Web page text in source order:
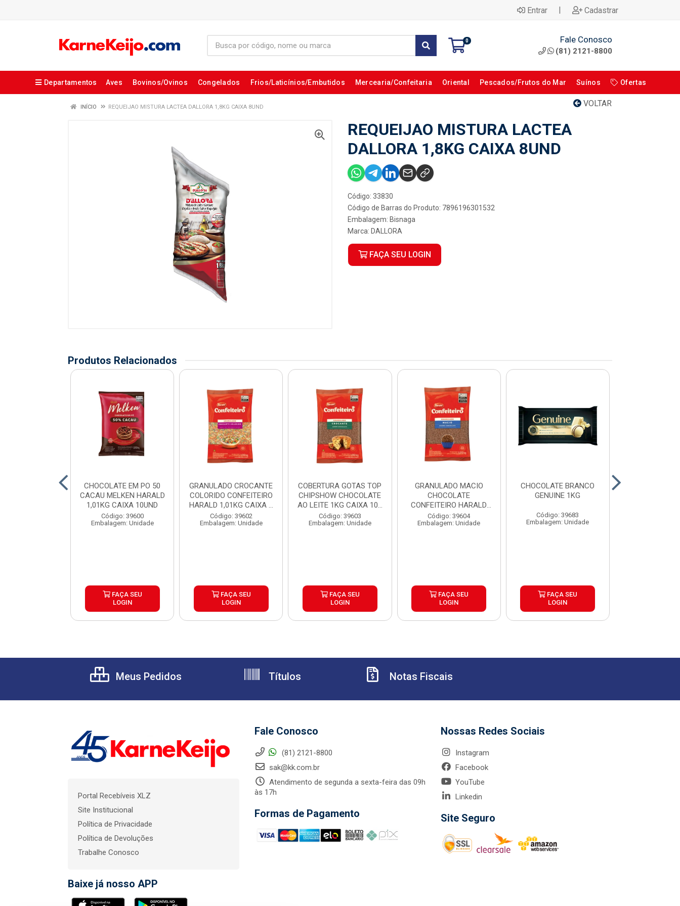
Entrar | Cadastrar
0 Fale Conosco
(81) 2121-8800
Departamentos Aves Bovinos/Ovinos Congelados Frios/Laticínios/Embutidos Mercearia/Confeitaria Oriental Pescados/Frutos do Mar Suínos Ofertas
VOLTAR
INÍCIO REQUEIJAO MISTURA LACTEA DALLORA 1,8KG CAIXA 8UND
REQUEIJAO MISTURA LACTEA
DALLORA 1,8KG CAIXA 8UND
Código: 33830
Código de Barras do Produto: 7896196301532
Embalagem: Bisnaga
Marca: DALLORA
FAÇA SEU LOGIN
Produtos Relacionados
CHOCOLATE EM PO 50
CACAU MELKEN HARALD
1,01KG CAIXA 10UND
Código: 39600
Embalagem: Unidade
FAÇA SEU
LOGIN
GRANULADO CROCANTE
COLORIDO CONFEITEIRO
HARALD 1,01KG CAIXA ...
Código: 39602
Embalagem: Unidade
FAÇA SEU
LOGIN
COBERTURA GOTAS TOP
CHIPSHOW CHOCOLATE
AO LEITE 1KG CAIXA 10...
Código: 39603
Embalagem: Unidade
FAÇA SEU
LOGIN
GRANULADO MACIO
CHOCOLATE
CONFEITEIRO HARALD
1,01KG CAIXA 10...
Código: 39604
Embalagem: Unidade
FAÇA SEU
LOGIN
CHOCOLATE BRANCO
GENUINE 1KG
Código: 39683
Embalagem: Unidade
FAÇA SEU
LOGIN
Meus Pedidos Títulos Notas Fiscais
Portal Recebíveis XLZ
Site Institucional
Política de Privacidade
Política de Devoluções
Trabalhe Conosco
Baixe já nosso APP
Fale Conosco
(81) 2121-8800
sak@kk.com.br
Atendimento de segunda a sexta-feira das 09h
às 17h
Formas de Pagamento
Nossas Redes Sociais
Instagram
Facebook
YouTube
Linkedin
Site Seguro